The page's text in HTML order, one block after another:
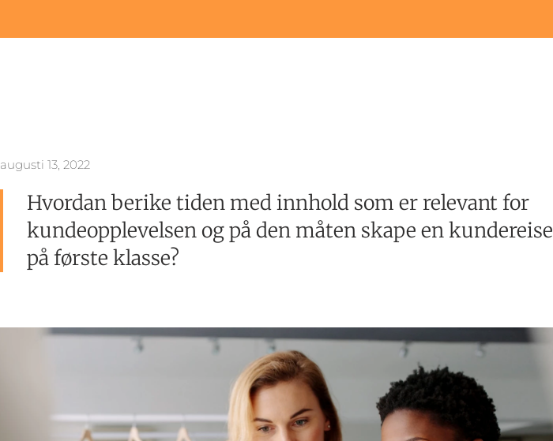
augusti 13, 2022
Hvordan berike tiden med innhold som er relevant for
kundeopplevelsen og på den måten skape en kundereise
på første klasse?